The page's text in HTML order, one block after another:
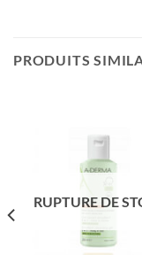
PRODUITS
RUPTURE DE